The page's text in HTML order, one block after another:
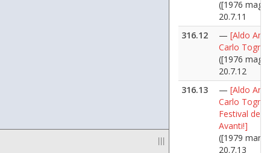
|||
([1976
20.7.11
316.12
— [Aldo
Carlo
([1976
20.7.12
316.13
— [Aldo
Carlo
Festival dell'
Avanti!]
([1979
20.7.13